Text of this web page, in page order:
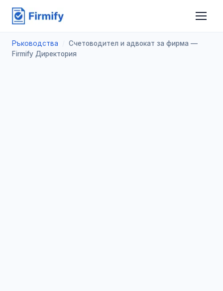
Ръководства
Счетоводител и адвокат за фирма —
Firmify Директория